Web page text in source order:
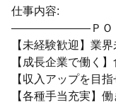
仕事内容:
―――――――ＰＯ
【未経験歓迎】業
【成長企業で働く
【収入アップを目
【各種手当充実】